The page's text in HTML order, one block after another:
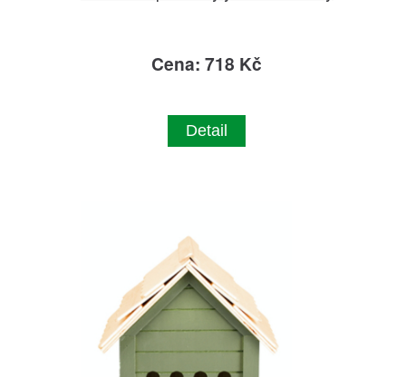
Cena: 718 Kč
Detail